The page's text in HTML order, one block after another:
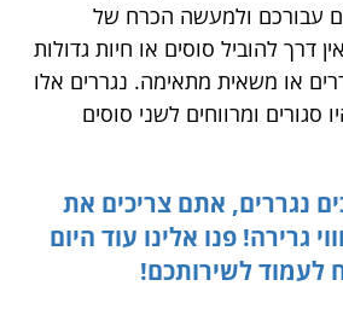
עבורכם ולמעשה הכרח של
דרך להוביל סוסים או חיות גדולות
או משאית מתאימה. נגררים אלו
סגורים ומרווחים לשני סוסים
נגררים, אתם צריכים את
גרירה! פנו אלינו עוד היום
לעמוד לשירותכם!